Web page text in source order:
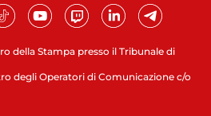
della Stampa presso il Tribunale di
degli Operatori di Comunicazione c/o